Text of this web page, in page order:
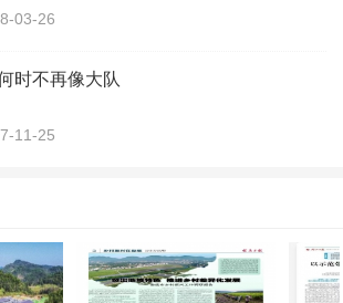
，目前部分政策在“渐退”和“渐进”两
县仍然延续了脱贫户到户产业奖补支
县仍然延续了脱贫户资产收益分红帮
都没有将脱贫稳定户剔除出特惠帮扶
03-26
时不再像大队
11-25